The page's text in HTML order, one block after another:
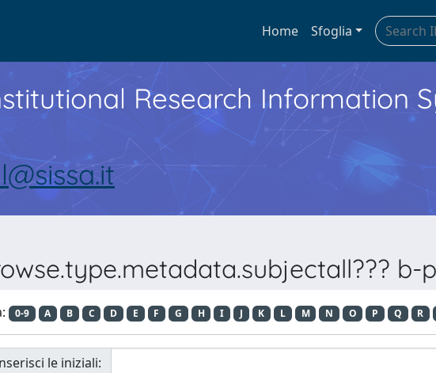
Home Sfoglia
Research Information
b-
0-9 A B C D E F G H I J K L M N O P Q R
le iniziali: